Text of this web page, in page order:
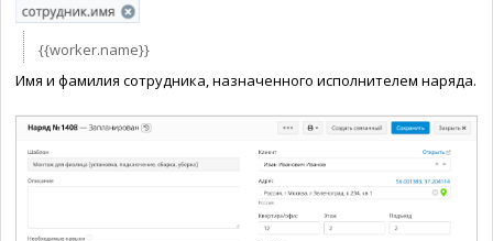
{{worker.name}}
Имя и фамилия сотрудника, назначенного исполнителем наряда.